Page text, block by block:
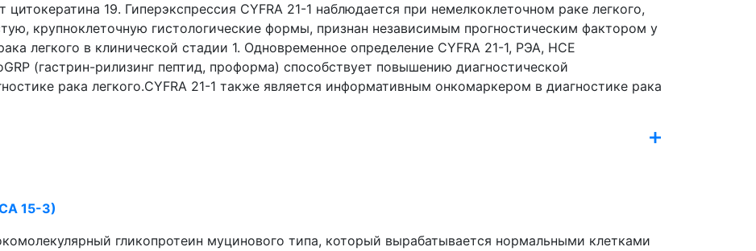
19. Гиперэкспрессия CYFRA 21-1 наблюдается при немелкоклеточном раке легкого,
крупноклеточную гистологические формы, признан независимым прогностическим фактором у
легкого в клинической стадии 1. Одновременное определение CYFRA 21-1, РЭА, НСЕ
(гастрин-рилизинг пептид, проформа) способствует повышению диагностической
рака легкого.CYFRA 21-1 также является информативным онкомаркером в диагностике рака
15-3)
гликопротеин муцинового типа, который вырабатывается нормальными клетками